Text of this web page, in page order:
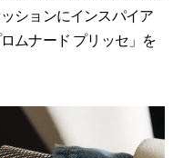
ションにインスパイア
ムナード プリッセ」を